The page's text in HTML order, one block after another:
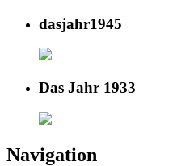
dasjahr1945
Das Jahr 1933
Navigation